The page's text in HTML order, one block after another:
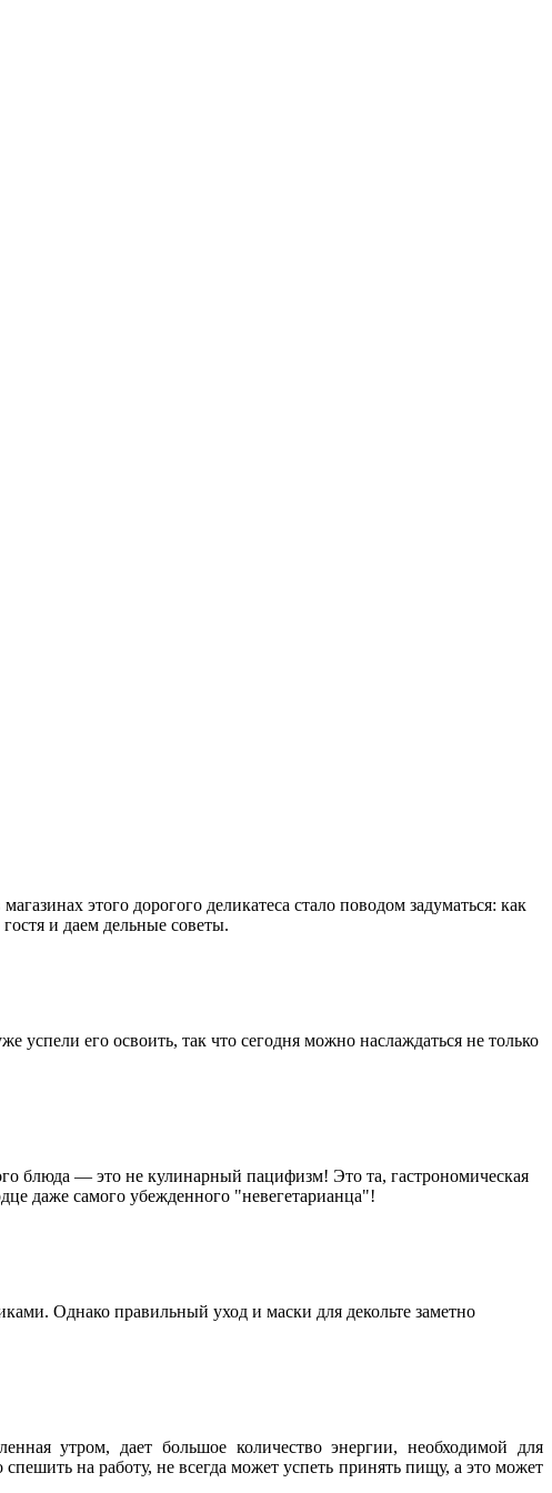
этого дорогого деликатеса стало поводом задуматься: как
и даем дельные советы.
его освоить, так что сегодня можно наслаждаться не только
блюда — это не кулинарный пацифизм! Это та, гастрономическая
даже самого убежденного "невегетарианца"!
Однако правильный уход и маски для декольте заметно
утром, дает большое количество энергии, необходимой для
на работу, не всегда может успеть принять пищу, а это может